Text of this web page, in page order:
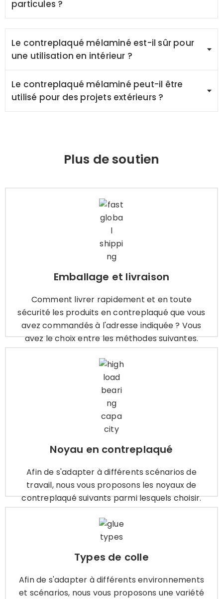
particules ?
Le contreplaqué mélaminé est-il sûr pour
une utilisation en intérieur ?
Le contreplaqué mélaminé peut-il être
utilisé pour des projets extérieurs ?
Plus de soutien
Emballage et livraison
Comment livrer rapidement et en toute
sécurité les produits en contreplaqué que vous
avez commandés à l'adresse indiquée ? Vous
avez le choix entre les méthodes suivantes.
Emballage et livraison
Comment livrer rapidement et en toute
sécurité les produits en contreplaqué que vous
avez commandés à l'adresse indiquée ? Vous
Apprendre encore plus
Noyau en contreplaqué
Afin de s'adapter à différents scénarios de
travail, nous vous proposons les noyaux de
contreplaqué suivants parmi lesquels choisir.
Noyau en contreplaqué
travail, nous vous proposons les noyaux de
contreplaqué suivants parmi lesquels choisir.
Apprendre encore plus
Types de colle
Afin de s'adapter à différents environnements
et scénarios, nous vous proposons une variété
Types de colle
Afin de s'adapter à différents environnements
et scénarios, nous vous proposons une variété
de colles pour contreplaqué parmi lesquelles
choisir.